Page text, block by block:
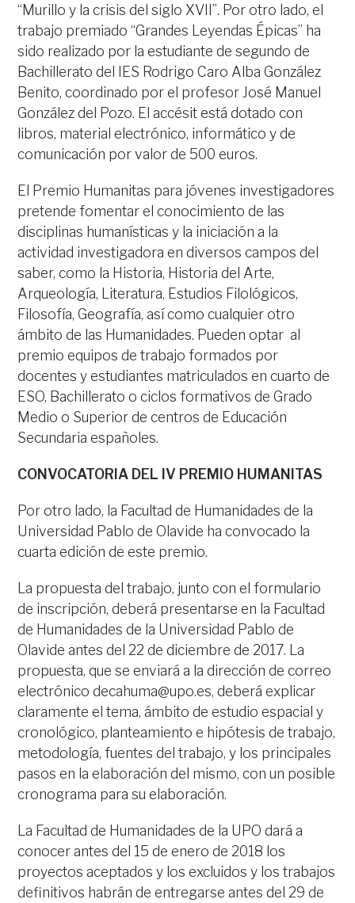
“Murillo y la crisis del siglo XVII”. Por otro lado, el
trabajo premiado “Grandes Leyendas Épicas” ha
sido realizado por la estudiante de segundo de
Bachillerato del IES Rodrigo Caro Alba González
Benito, coordinado por el profesor José Manuel
González del Pozo. El accésit está dotado con
libros, material electrónico, informático y de
comunicación por valor de 500 euros.
El Premio Humanitas para jóvenes investigadores
pretende fomentar el conocimiento de las
disciplinas humanísticas y la iniciación a la
actividad investigadora en diversos campos del
saber, como la Historia, Historia del Arte,
Arqueología, Literatura, Estudios Filológicos,
Filosofía, Geografía, así como cualquier otro
ámbito de las Humanidades. Pueden optar al
premio equipos de trabajo formados por
docentes y estudiantes matriculados en cuarto de
ESO, Bachillerato o ciclos formativos de Grado
Medio o Superior de centros de Educación
Secundaria españoles.
CONVOCATORIA DEL IV PREMIO HUMANITAS
Por otro lado, la Facultad de Humanidades de la
Universidad Pablo de Olavide ha convocado la
cuarta edición de este premio.
La propuesta del trabajo, junto con el formulario
de inscripción, deberá presentarse en la Facultad
de Humanidades de la Universidad Pablo de
Olavide antes del 22 de diciembre de 2017. La
propuesta, que se enviará a la dirección de correo
electrónico decahuma@upo.es, deberá explicar
claramente el tema, ámbito de estudio espacial y
cronológico, planteamiento e hipótesis de trabajo,
metodología, fuentes del trabajo, y los principales
pasos en la elaboración del mismo, con un posible
cronograma para su elaboración.
La Facultad de Humanidades de la UPO dará a
conocer antes del 15 de enero de 2018 los
proyectos aceptados y los excluidos y los trabajos
definitivos habrán de entregarse antes del 29 de